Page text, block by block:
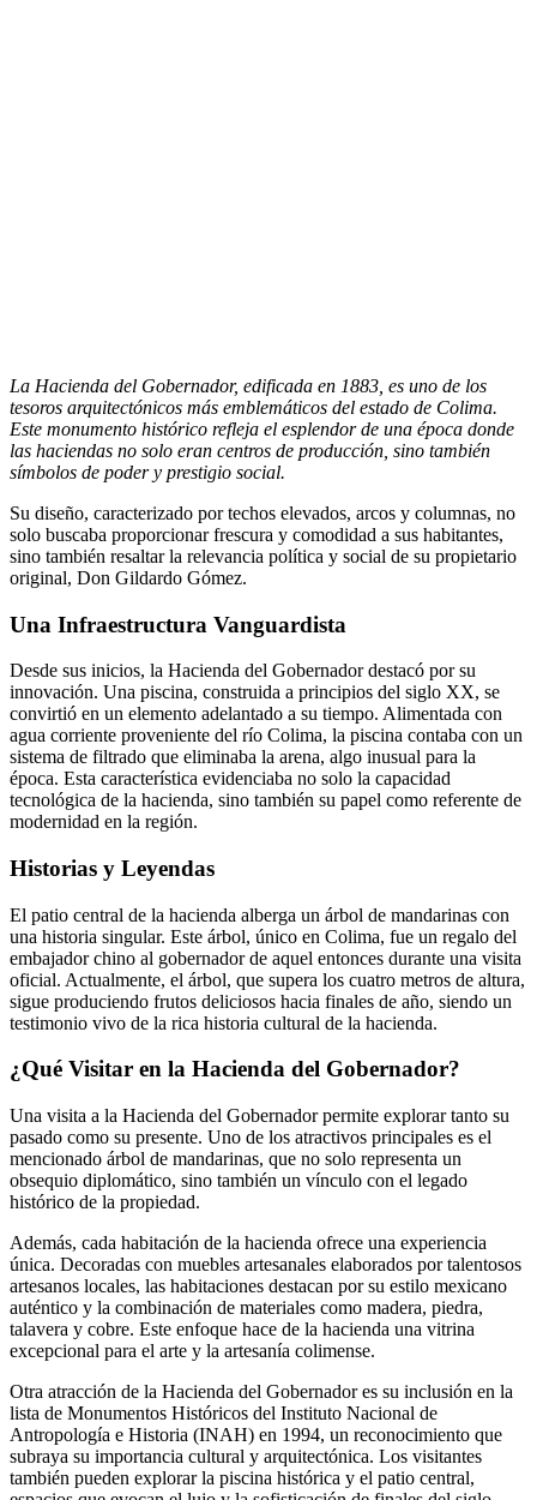
La Hacienda del Gobernador, edificada en 1883, es uno de los
tesoros arquitectónicos más emblemáticos del estado de Colima.
Este monumento histórico refleja el esplendor de una época donde
las haciendas no solo eran centros de producción, sino también
símbolos de poder y prestigio social.
Su diseño, caracterizado por techos elevados, arcos y columnas, no
solo buscaba proporcionar frescura y comodidad a sus habitantes,
sino también resaltar la relevancia política y social de su propietario
original, Don Gildardo Gómez.
Una Infraestructura Vanguardista
Desde sus inicios, la Hacienda del Gobernador destacó por su
innovación. Una piscina, construida a principios del siglo XX, se
convirtió en un elemento adelantado a su tiempo. Alimentada con
agua corriente proveniente del río Colima, la piscina contaba con un
sistema de filtrado que eliminaba la arena, algo inusual para la
época. Esta característica evidenciaba no solo la capacidad
tecnológica de la hacienda, sino también su papel como referente de
modernidad en la región.
Historias y Leyendas
El patio central de la hacienda alberga un árbol de mandarinas con
una historia singular. Este árbol, único en Colima, fue un regalo del
embajador chino al gobernador de aquel entonces durante una visita
oficial. Actualmente, el árbol, que supera los cuatro metros de altura,
sigue produciendo frutos deliciosos hacia finales de año, siendo un
testimonio vivo de la rica historia cultural de la hacienda.
¿Qué Visitar en la Hacienda del Gobernador?
Una visita a la Hacienda del Gobernador permite explorar tanto su
pasado como su presente. Uno de los atractivos principales es el
mencionado árbol de mandarinas, que no solo representa un
obsequio diplomático, sino también un vínculo con el legado
histórico de la propiedad.
Además, cada habitación de la hacienda ofrece una experiencia
única. Decoradas con muebles artesanales elaborados por talentosos
artesanos locales, las habitaciones destacan por su estilo mexicano
auténtico y la combinación de materiales como madera, piedra,
talavera y cobre. Este enfoque hace de la hacienda una vitrina
excepcional para el arte y la artesanía colimense.
Otra atracción de la Hacienda del Gobernador es su inclusión en la
lista de Monumentos Históricos del Instituto Nacional de
Antropología e Historia (INAH) en 1994, un reconocimiento que
subraya su importancia cultural y arquitectónica. Los visitantes
también pueden explorar la piscina histórica y el patio central,